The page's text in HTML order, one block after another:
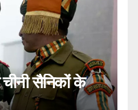
चीनी सैनिकों के